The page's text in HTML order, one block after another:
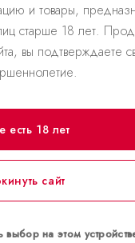
и товары,
старше 18 лет.
вы подтверждаете
есть 18 лет
сайт
выбор на этом
случайно выпил